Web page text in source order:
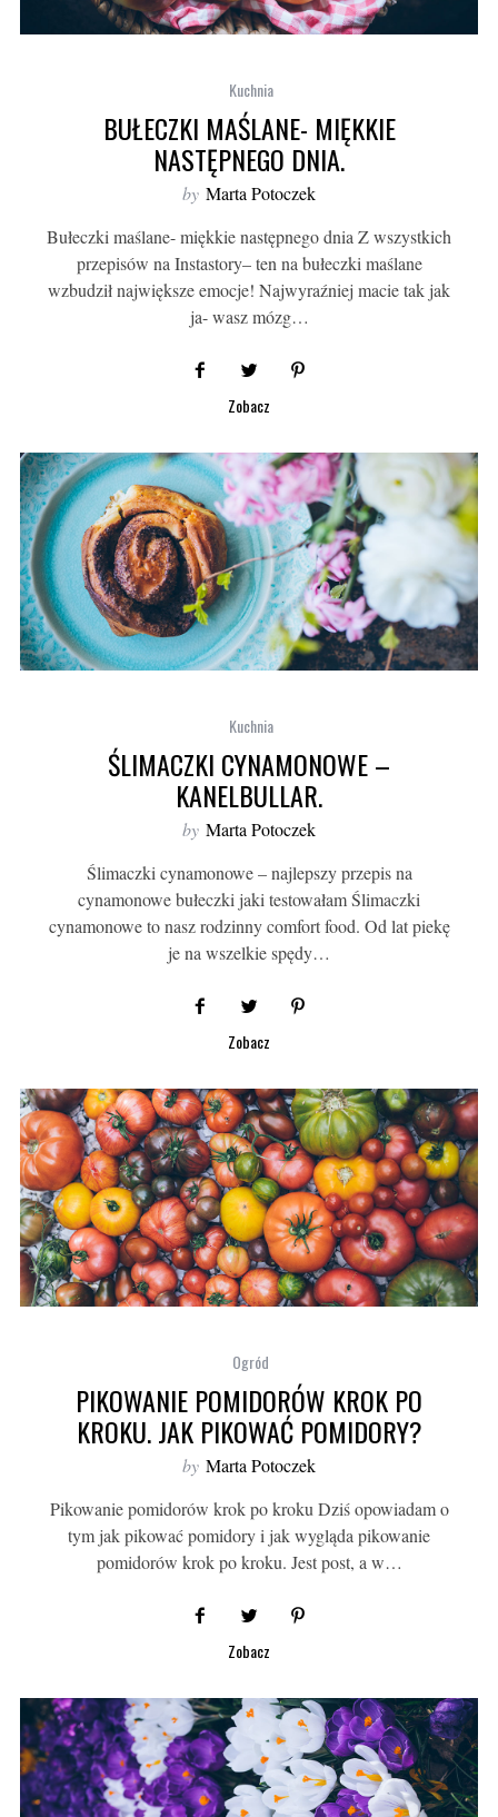
Kuchnia
BUŁECZKI MAŚLANE- MIĘKKIE
NASTĘPNEGO DNIA.
by Marta Potoczek
Bułeczki maślane- miękkie następnego dnia Z wszystkich
przepisów na Instastory– ten na bułeczki maślane
wzbudził największe emocje! Najwyraźniej macie tak jak
ja- wasz mózg…
Zobacz
Kuchnia
ŚLIMACZKI CYNAMONOWE –
KANELBULLAR.
by Marta Potoczek
Ślimaczki cynamonowe – najlepszy przepis na
cynamonowe bułeczki jaki testowałam Ślimaczki
cynamonowe to nasz rodzinny comfort food. Od lat piekę
je na wszelkie spędy…
Zobacz
Ogród
PIKOWANIE POMIDORÓW KROK PO
KROKU. JAK PIKOWAĆ POMIDORY?
by Marta Potoczek
Pikowanie pomidorów krok po kroku Dziś opowiadam o
tym jak pikować pomidory i jak wygląda pikowanie
pomidorów krok po kroku. Jest post, a w…
Zobacz